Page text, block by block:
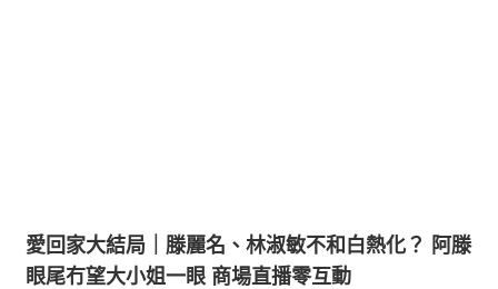
愛回家大結局｜滕麗名、林淑敏不和白熱化？ 阿滕
眼尾冇望大小姐一眼 商場直播零互動